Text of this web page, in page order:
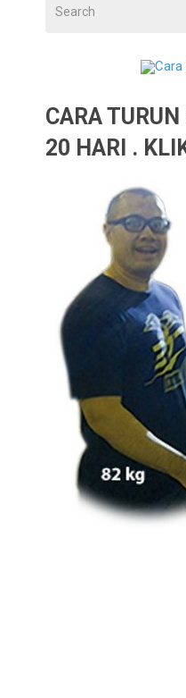
CARA
20 HARI .